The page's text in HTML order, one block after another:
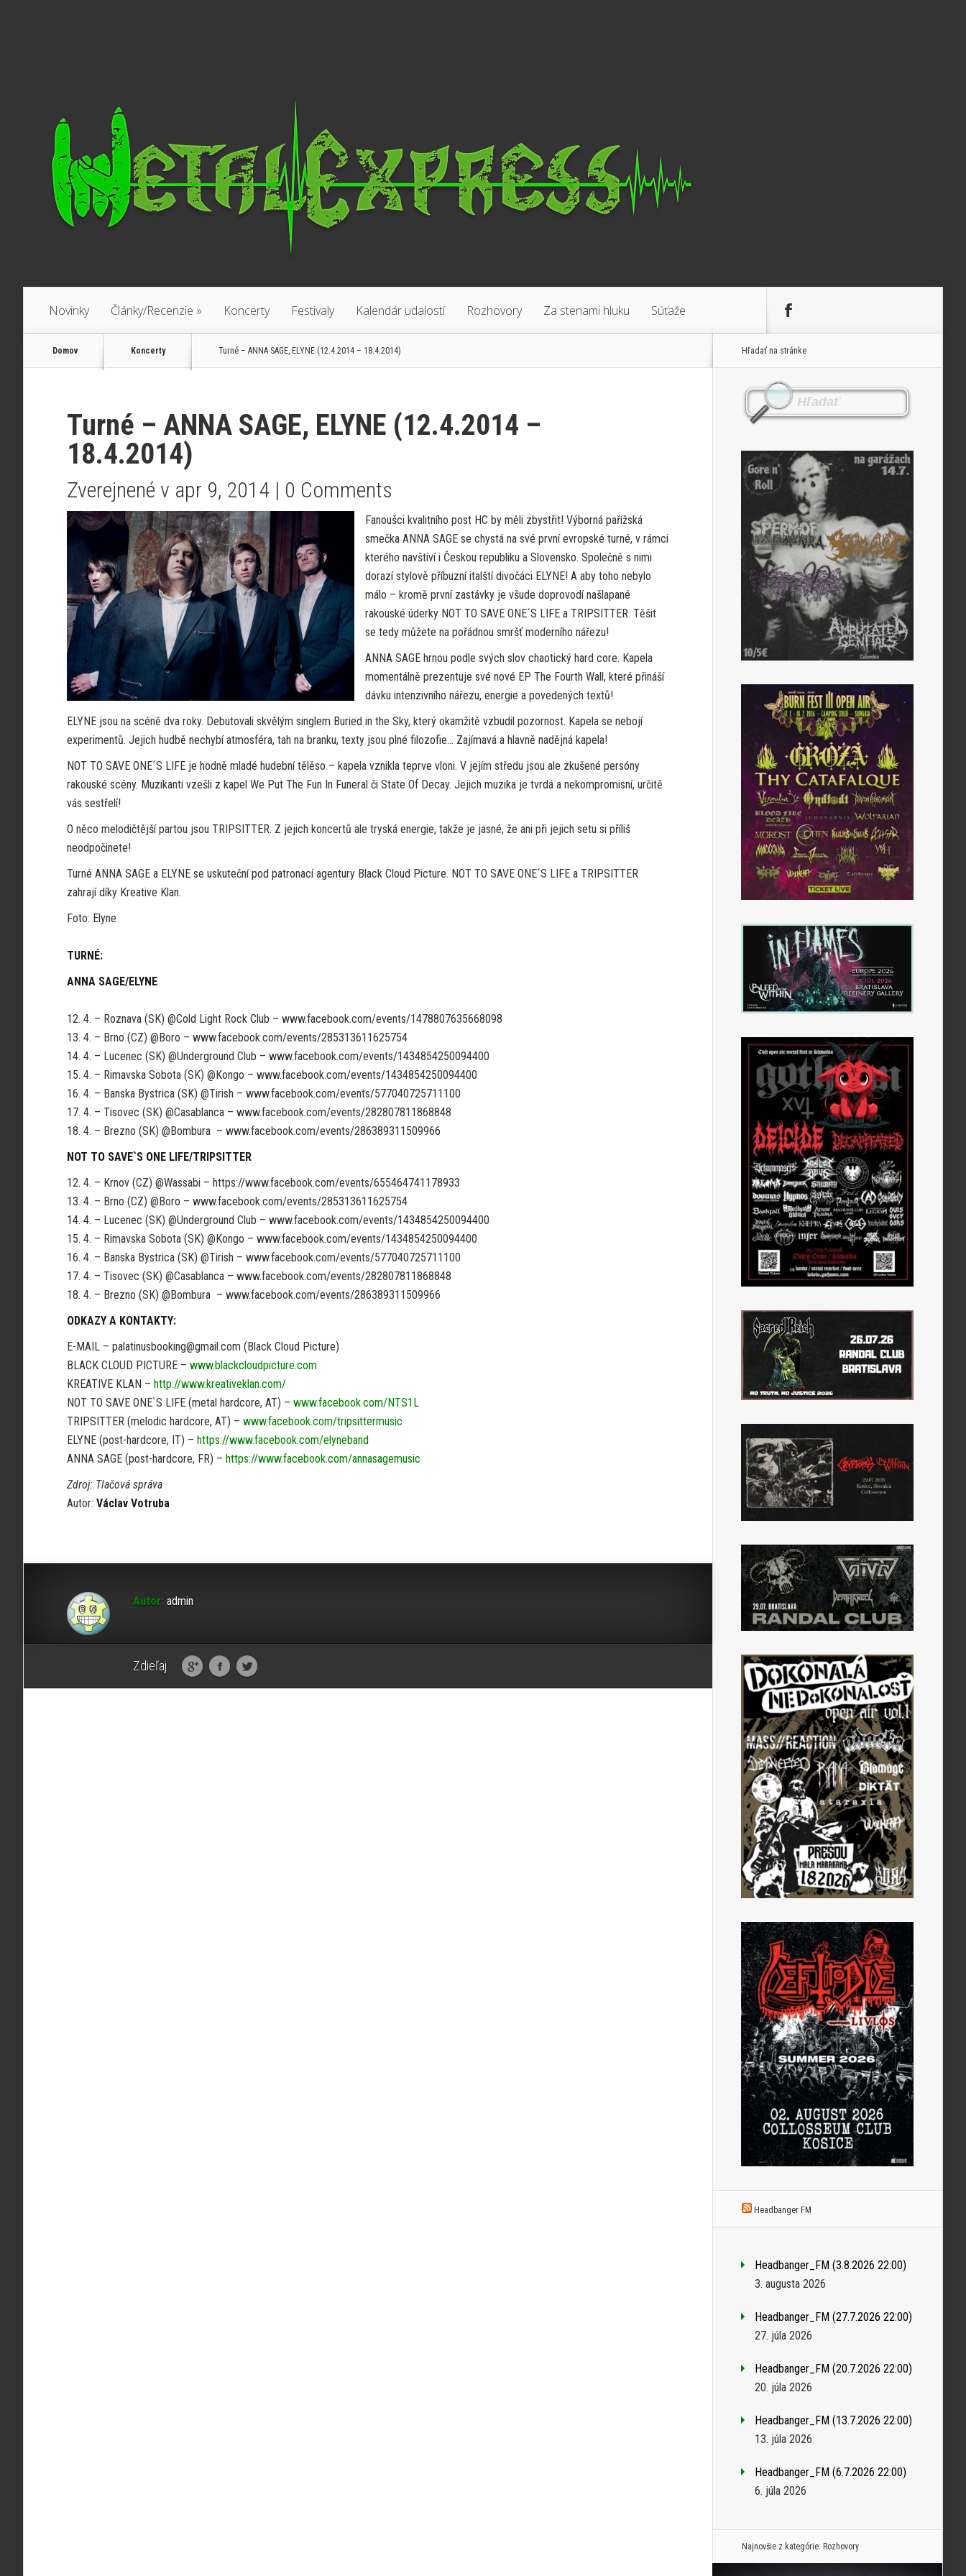
Novinky Články/Recenzie » Koncerty Festivaly Kalendár udalostí Rozhovory Za stenami hluku Súťaže
Domov Koncerty Turné – ANNA SAGE, ELYNE (12.4.2014 – 18.4.2014)
Turné – ANNA SAGE, ELYNE (12.4.2014 –
18.4.2014)
Zverejnené v apr 9, 2014 | 0 Comments
Fanoušci kvalitního post HC by měli zbystřit! Výborná pařížská
smečka ANNA SAGE se chystá na své první evropské turné, v rámci
kterého navštíví i Českou republiku a Slovensko. Společně s nimi
dorazí stylově příbuzní italští divočáci ELYNE! A aby toho nebylo
málo – kromě první zastávky je všude doprovodí našlapané
rakouské úderky NOT TO SAVE ONE´S LIFE a TRIPSITTER. Těšit
se tedy můžete na pořádnou smršť moderního nářezu!
ANNA SAGE hrnou podle svých slov chaotický hard core. Kapela
momentálně prezentuje své nové EP The Fourth Wall, které přináší
dávku intenzivního nářezu, energie a povedených textů!
ELYNE jsou na scéně dva roky. Debutovali skvělým singlem Buried in the Sky, který okamžitě vzbudil pozornost. Kapela se nebojí
experimentů. Jejich hudbě nechybí atmosféra, tah na branku, texty jsou plné filozofie… Zajímavá a hlavně nadějná kapela!
NOT TO SAVE ONE´S LIFE je hodně mladé hudební tělěso – kapela vznikla teprve vloni. V jejím středu jsou ale zkušené persóny
rakouské scény. Muzikanti vzešli z kapel We Put The Fun In Funeral či State Of Decay. Jejich muzika je tvrdá a nekompromisní, určitě
vás sestřelí!
O něco melodičtější partou jsou TRIPSITTER. Z jejich koncertů ale tryská energie, takže je jasné, že ani při jejich setu si příliš
neodpočinete!
Turné ANNA SAGE a ELYNE se uskuteční pod patronací agentury Black Cloud Picture. NOT TO SAVE ONE´S LIFE a TRIPSITTER
zahrají díky Kreative Klan.
Foto: Elyne
TURNÉ:
ANNA SAGE/ELYNE
12. 4. – Roznava (SK) @Cold Light Rock Club – www.facebook.com/events/1478807635668098
13. 4. – Brno (CZ) @Boro – www.facebook.com/events/285313611625754
14. 4. – Lucenec (SK) @Underground Club – www.facebook.com/events/1434854250094400
15. 4. – Rimavska Sobota (SK) @Kongo – www.facebook.com/events/1434854250094400
16. 4. – Banska Bystrica (SK) @Tirish – www.facebook.com/events/577040725711100
17. 4. – Tisovec (SK) @Casablanca – www.facebook.com/events/282807811868848
18. 4. – Brezno (SK) @Bombura – www.facebook.com/events/286389311509966
NOT TO SAVE`S ONE LIFE/TRIPSITTER
12. 4. – Krnov (CZ) @Wassabi – https://www.facebook.com/events/655464741178933
13. 4. – Brno (CZ) @Boro – www.facebook.com/events/285313611625754
14. 4. – Lucenec (SK) @Underground Club – www.facebook.com/events/1434854250094400
15. 4. – Rimavska Sobota (SK) @Kongo – www.facebook.com/events/1434854250094400
16. 4. – Banska Bystrica (SK) @Tirish – www.facebook.com/events/577040725711100
17. 4. – Tisovec (SK) @Casablanca – www.facebook.com/events/282807811868848
18. 4. – Brezno (SK) @Bombura – www.facebook.com/events/286389311509966
ODKAZY A KONTAKTY:
E-MAIL – palatinusbooking@gmail.com (Black Cloud Picture)
BLACK CLOUD PICTURE – www.blackcloudpicture.com
KREATIVE KLAN – http://www.kreativeklan.com/
NOT TO SAVE ONE`S LIFE (metal hardcore, AT) – www.facebook.com/NTS1L
TRIPSITTER (melodic hardcore, AT) – www.facebook.com/tripsittermusic
ELYNE (post-hardcore, IT) – https://www.facebook.com/elyneband
ANNA SAGE (post-hardcore, FR) – https://www.facebook.com/annasagemusic
Zdroj: Tlačová správa
Autor: Václav Votruba
Autor: admin
Zdieľaj
Hľadať na stránke
Headbanger FM
Headbanger_FM (3.8.2026 22:00)
3. augusta 2026
Headbanger_FM (27.7.2026 22:00)
27. júla 2026
Headbanger_FM (20.7.2026 22:00)
20. júla 2026
Headbanger_FM (13.7.2026 22:00)
13. júla 2026
Headbanger_FM (6.7.2026 22:00)
6. júla 2026
Najnovšie z kategórie: Rozhovory